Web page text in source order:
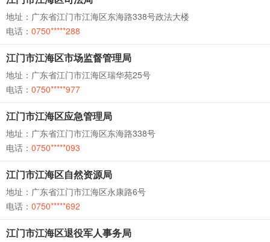
地址：广东省江门市江海区东海路338号政法大楼
电话： 0750*****288
江门市江海区市场监督管理局
地址：广东省江门市江海区瑞华苑25号
电话： 0750*****977
江门市江海区应急管理局
地址：广东省江门市江海区东海路338号
电话： 0750*****093
江门市江海区自然资源局
地址：广东省江门市江海区永康路6号
电话： 0750*****692
江门市江海区退役军人事务局